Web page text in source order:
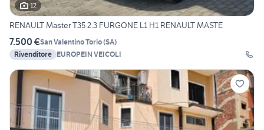
12
RENAULT Master T35 2.3 FURGONE L1 H1 RENAULT MASTE
7.500 €San Valentino Torio(SA)
Rivenditore EUROPEIN VEICOLI